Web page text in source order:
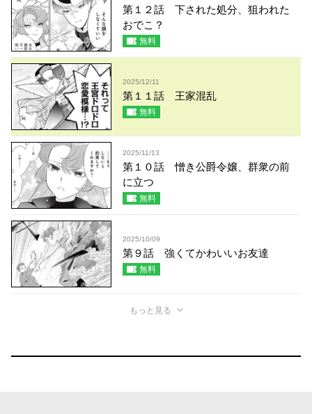
第１２話 下された処分、狙われた
おでこ？
無料
2025/12/11
第１１話 王家混乱
無料
2025/11/13
第１０話 憎き公爵令嬢、群衆の前
に立つ
無料
2025/10/09
第９話 強くてかわいいお友達
無料
もっと見る